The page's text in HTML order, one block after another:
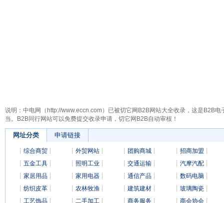
说明：中电网（http://www.eccn.com）已被切它网B2B网站大全收录，这是B2B
当。B2B同行网站可以免费提交收录申请，切它网B2B自动审核！
网址分类 申请链接
┊ 综合商贸 ┊ ┊ 外贸网站 ┊ ┊ 团购商城 ┊ ┊ 招商加盟 ┊
┊ 五金工具 ┊ ┊ 照明工业 ┊ ┊ 交通运输 ┊ ┊ 汽摩汽配┊
┊ 家居用品 ┊ ┊ 家用电器 ┊ ┊ 通信产品 ┊ ┊ 数码电脑 ┊
┊ 纺织皮革 ┊ ┊ 农林牧渔 ┊ ┊ 建筑建材 ┊ ┊ 玻璃陶瓷┊
┊ 工艺饰品 ┊ ┊ 二手加工 ┊ ┊ 商务服务 ┊ ┊ 商会协会┊